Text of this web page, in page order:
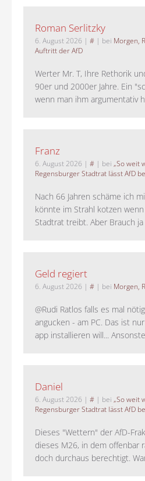
Roman Serlitzky
6. August 2026 | # | bei Morgen,
Auftritt der AfD
Werter Mr. T, Ihre Rethorik
90er und 2000er Jahre. Ein
wenn man ihm argumentativ
Franz
6. August 2026 | # | bei „So weit
Regensburger Stadtrat lässt AfD
Nach 66 Jahren schäme ich
könnte im Strahl kotzen
Stadtrat treibt. Aber Brauch ja
Geld regiert
6. August 2026 | # | bei Morgen,
@Rudi Ratlos falls es mal
angucken - am PC. Das ist
app installieren will...
Daniel
6. August 2026 | # | bei „So weit
Regensburger Stadtrat lässt AfD
Dieses "Wettern" der AfD-
dieses M26, in dem offenbar
doch durchaus berechtigt.